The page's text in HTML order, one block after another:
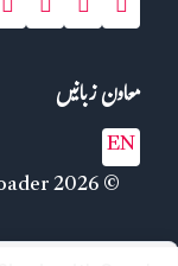
معاون زبانیں
EN
© 2026 Rekhta Downloader. جملہ حقوق محفوظ ہیں۔